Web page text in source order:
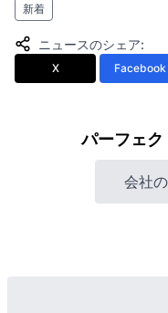
新着
ニュースのシェア:
X Facebook
パーフェ
会社